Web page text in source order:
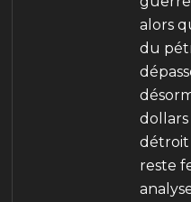
alors
du
détroit
reste